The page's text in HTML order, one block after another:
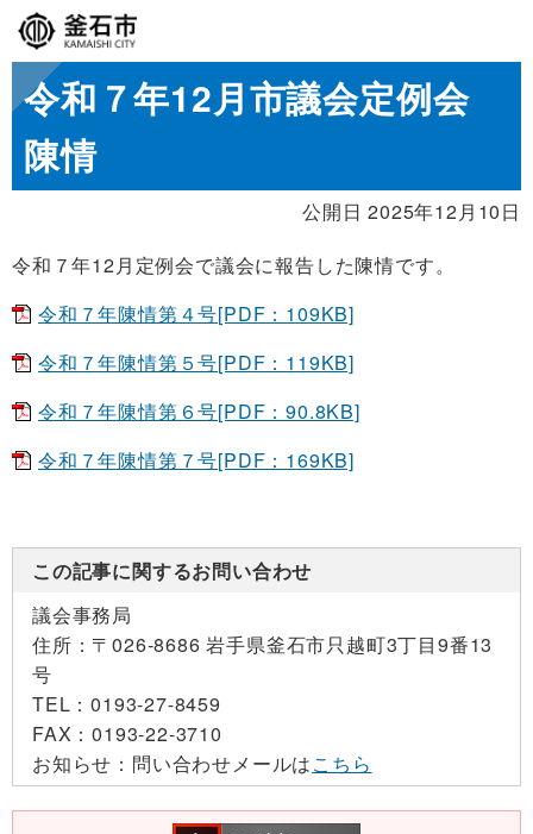
令和７年12月市議会定例会
陳情
公開日 2025年12月10日
令和７年12月定例会で議会に報告した陳情です。
令和７年陳情第４号[PDF：109KB]
令和７年陳情第５号[PDF：119KB]
令和７年陳情第６号[PDF：90.8KB]
令和７年陳情第７号[PDF：169KB]
この記事に関するお問い合わせ
議会事務局
住所： 〒026-8686 岩手県釜石市只越町3丁目9番13
号
TEL：0193-27-8459
FAX：0193-22-3710
お知らせ： 問い合わせメールはこちら